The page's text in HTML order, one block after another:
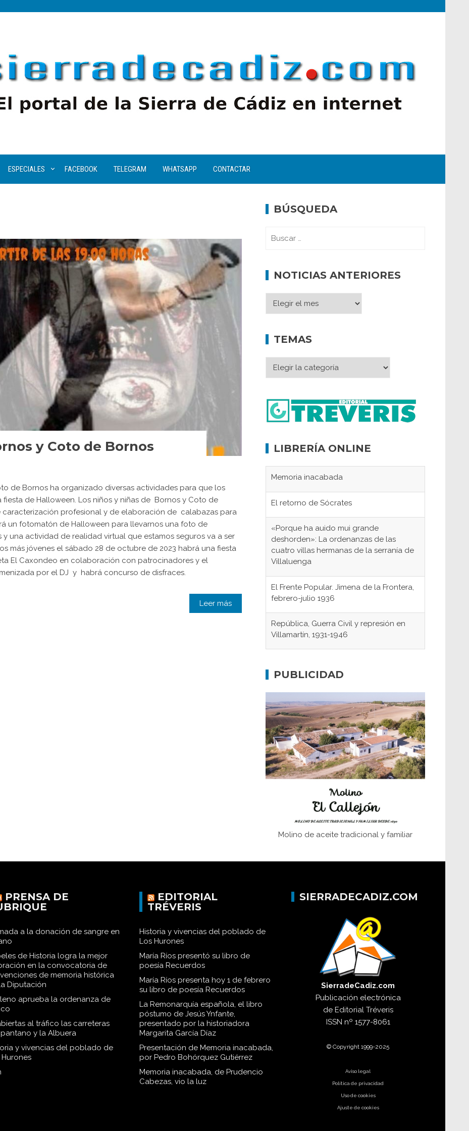
ESPECIALES FACEBOOK TELEGRAM WHATSAPP CONTACTAR
y Coto de Bornos
de Bornos ha organizado diversas actividades para que los
de Halloween. Los niños y niñas de Bornos y Coto de
caracterización profesional y de elaboración de calabazas para
un fotomatón de Halloween para llevarnos una foto de
una actividad de realidad virtual que estamos seguros va a ser
más jóvenes el sábado 28 de octubre de 2023 habrá una fiesta
El Caxondeo en colaboración con patrocinadores y el
por el DJ y habrá concurso de disfraces.
Leer más
BÚSQUEDA
NOTICIAS ANTERIORES
TEMAS
LIBRERÍA ONLINE
Memoria inacabada
El retorno de Sócrates
«Porque ha auido mui grande
deshorden»: La ordenanzas de las
cuatro villas hermanas de la serranía de
Villaluenga
El Frente Popular. Jimena de la Frontera,
febrero-julio 1936
República, Guerra Civil y represión en
Villamartín, 1931-1946
concentración nazis
fundaciones de Bornos
El Frente Popular. Ubrique, febrero-julio
1936
Juntar las letras. La alfabetización en el
campo: del afán de saber a la
Historia y vivencias del poblado de Los
PUBLICIDAD
Molino de aceite tradicional y familiar
PRENSA DE
a la donación de sangre en
de Historia logra la mejor
en la convocatoria de
de memoria histórica
Diputación
aprueba la ordenanza de
al tráfico las carreteras
y la Albuera
y vivencias del poblado de
Hurones
EDITORIAL
TRÉVERIS
Historia y vivencias del poblado de
Los Hurones
María Ríos presentó su libro de
poesía Recuerdos
María Ríos presenta hoy 1 de febrero
su libro de poesía Recuerdos
La Remonarquía española, el libro
póstumo de Jesús Ynfante,
presentado por la historiadora
Margarita García Díaz
Presentación de Memoria inacabada,
por Pedro Bohórquez Gutiérrez
Memoria inacabada, de Prudencio
Cabezas, vio la luz
SIERRADECADIZ.COM
SierradeCadiz.com
Publicación electrónica
de Editorial Tréveris
ISSN nº 1577-8061
© Copyright 1999-2025
Aviso legal
Política de privacidad
Uso de cookies
Ajuste de cookies